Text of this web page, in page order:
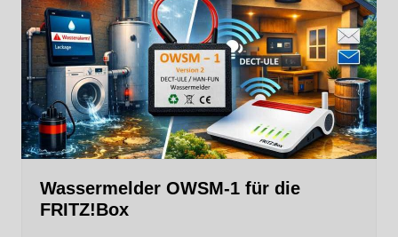
Wassermelder OWSM‑1 für die
FRITZ!Box